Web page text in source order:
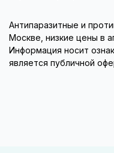
Антипаразитные и
Москве, низкие цены в
Информация носит
является публичной